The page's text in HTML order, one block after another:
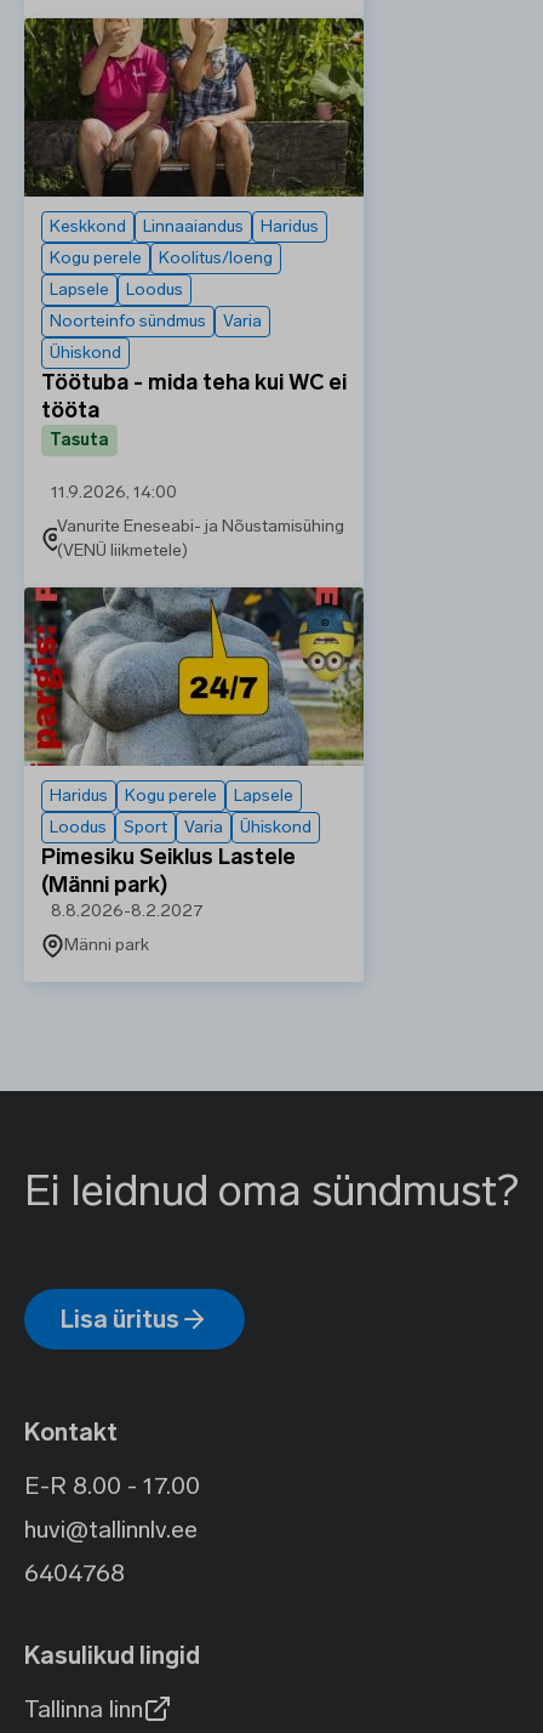
Keskkond Linnaaiandus
Haridus
Kogu perele
Koolitus/loeng
Lapsele
Loodus
Noorteinfo sündmus
Varia
Ühiskond
Töötuba - mida teha kui WC ei
tööta
Tasuta
11.9.2026, 14:00
Vanurite Eneseabi- ja Nõustamisühing
(VENÜ liikmetele)
Haridus Kogu perele
Lapsele
Loodus
Sport Varia Ühiskond
Pimesiku Seiklus Lastele
(Männi park)
8.8.2026-8.2.2027
Männi park
Ei leidnud oma sündmust?
Lisa üritus
Kontakt
E-R 8.00 - 17.00
huvi@tallinnlv.ee
6404768
Kasulikud lingid
Tallinna linn